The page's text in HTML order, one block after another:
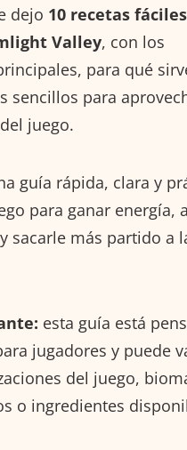
dejo 10 recetas
Valley, con los
para qué
sencillos para
juego.
guía rápida, clara y
para ganar energía,
sacarle más partido a
esta guía está
jugadores y puede
del juego,
o ingredientes